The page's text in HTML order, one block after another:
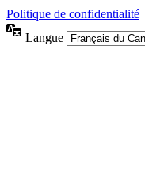
Politique de confidentialité
Langue